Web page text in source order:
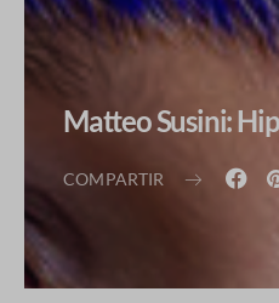
Matteo Susini:
COMPARTIR